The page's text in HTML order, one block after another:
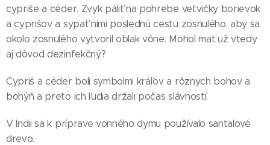
cypriše a céder. Zvyk páliť na pohrebe vetvičky borievok
a cyprišov a sypať nimi poslednú cestu zosnulého, aby sa
okolo zosnulého vytvoril oblak vône. Mohol mať už vtedy
aj dôvod dezinfekčný?
Cypriš a céder boli symbolmi kráľov a rôznych bohov a
bohýň a preto ich ľudia držali počas slávností.
V Indii sa k príprave vonného dymu používalo santalové
drevo.